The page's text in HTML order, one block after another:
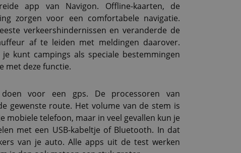
app van Navigon. Offline-kaarten, de
zorgen voor een comfortabele navigatie.
verkeershindernissen en veranderde de
af te leiden met meldingen daarover.
kunt campings als speciale bestemmingen
met deze functie.
voor een gps. De processoren van
gewenste route. Het volume van de stem is
telefoon, maar in veel gevallen kun je
met een USB-kabeltje of Bluetooth. In dat
van je auto. Alle apps uit de test werken